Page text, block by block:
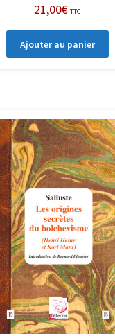
21,00€ TTC
Ajouter au panier